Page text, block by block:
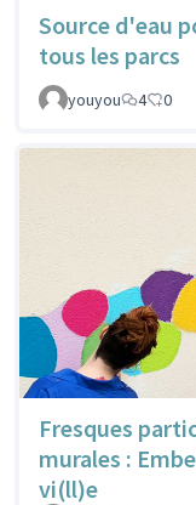
Source d'eau
tous les parcs
youyou
4 0
Fresques
murales :
vi(ll)e